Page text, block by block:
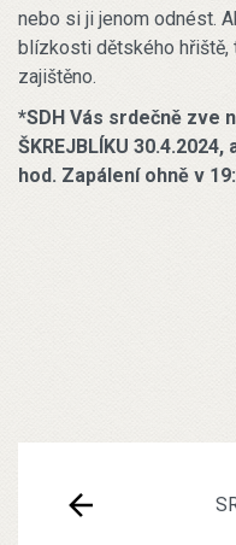
nebo si ji jenom odnést.
blízkosti dětského hřiště,
zajištěno.
*SDH Vás srdečně zve
ŠKREJBLÍKU
hod. Zapálení ohně v